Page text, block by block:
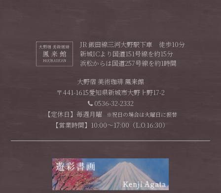
JR 飯田線三河大野駅下車 徒歩10分
新城ICより国道151号線を約15分
浜松からは国道257号線を約1時間
大野宿 美術珈琲 鳳来館
〒441-1615愛知県新城市大野上野17-2
0536-32-2332
【定休日】毎週月曜
※祝日の場合は火曜日に振替
【営業時間】10:00〜17:00 （L.O.16:30）